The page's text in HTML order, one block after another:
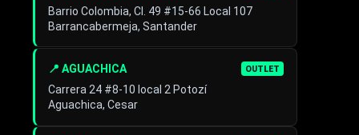
Barrio Colombia, Cl. 49 #15-66 Local 107
Barrancabermeja, Santander
📍 AGUACHICA OUTLET
Carrera 24 #8-10 local 2 Potozí
Aguachica, Cesar